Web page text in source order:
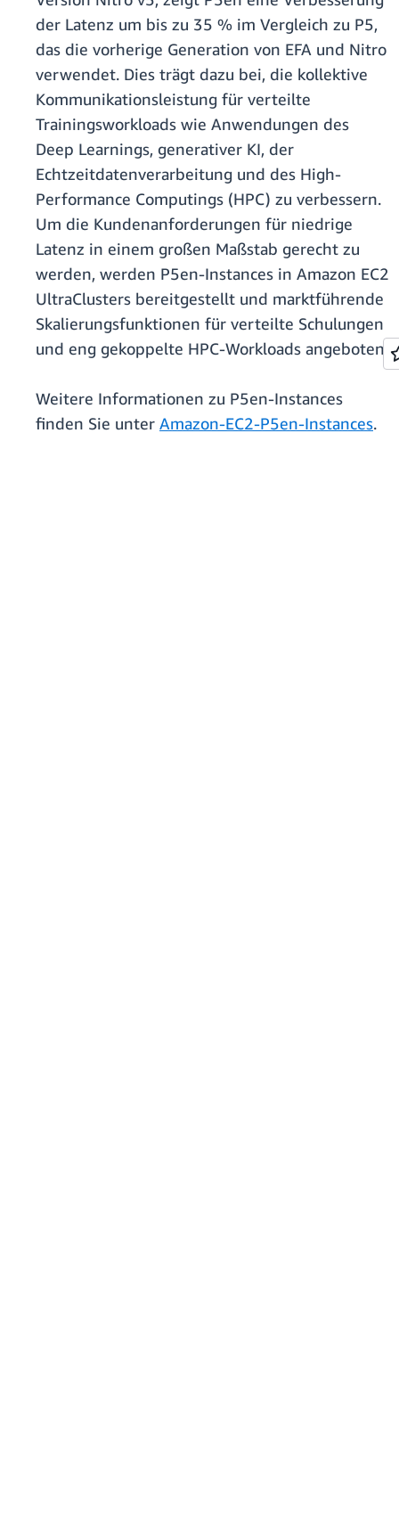
der Latenz um bis zu 35 % im Vergleich zu P5,
das die vorherige Generation von EFA und Nitro
verwendet. Dies trägt dazu bei, die kollektive
Kommunikationsleistung für verteilte
Trainingsworkloads wie Anwendungen des
Deep Learnings, generativer KI, der
Echtzeitdatenverarbeitung und des High-
Performance Computings (HPC) zu verbessern.
Um die Kundenanforderungen für niedrige
Latenz in einem großen Maßstab gerecht zu
werden, werden P5en-Instances in Amazon EC2
UltraClusters bereitgestellt und marktführende
Skalierungsfunktionen für verteilte Schulungen
und eng gekoppelte HPC-Workloads angeboten.
Weitere Informationen zu P5en-Instances
finden Sie unter Amazon-EC2-P5en-Instances.